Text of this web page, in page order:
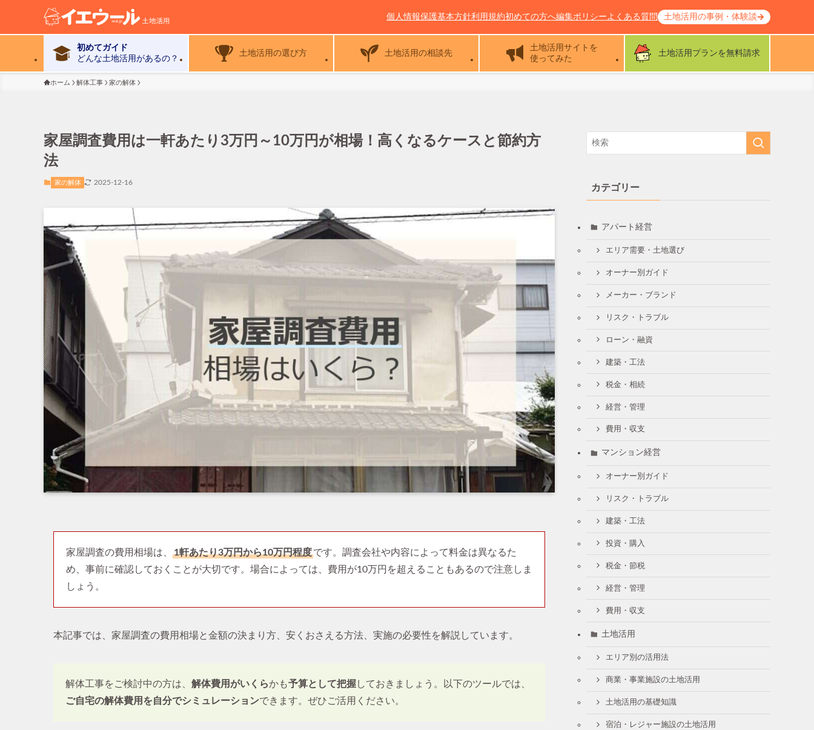
初めてガイド
どんな土地活用があるの？
土地活用の選び方 土地活用の相談先
土地活用サイトを
使ってみた
土地活用プランを無料請求
個人情報保護基本方針利用規約初めての方へ編集ポリシーよくある質問 土地活用の事例・体験談
ホーム 解体工事 家の解体
家屋調査費用は一軒あたり3万円～10万円が相場！高くなるケースと節約方
法
家の解体 2025-12-16
家屋調査の費用相場は、 1軒あたり3万円から10万円程度です。調査会社や内容によって料金は異なるた
め、事前に確認しておくことが大切です。場合によっては、費用が10万円を超えることもあるので注意しま
しょう。
本記事では、家屋調査の費用相場と金額の決まり方、安くおさえる方法、実施の必要性を解説しています。
解体工事をご検討中の方は、 解体費用がいくらかも予算として把握しておきましょう。以下のツールでは、
ご自宅の解体費用を自分でシミュレーションできます。ぜひご活用ください。
カテゴリー
アパート経営
エリア需要・土地選び
オーナー別ガイド
メーカー・ブランド
リスク・トラブル
ローン・融資
建築・工法
税金・相続
経営・管理
費用・収支
マンション経営
オーナー別ガイド
リスク・トラブル
建築・工法
投資・購入
税金・節税
経営・管理
費用・収支
土地活用
エリア別の活用法
商業・事業施設の土地活用
土地活用の基礎知識
宿泊・レジャー施設の土地活用